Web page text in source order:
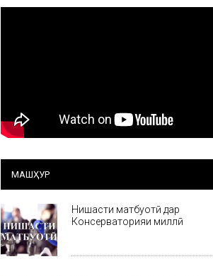
МАШҲУР
Нишасти матбуотӣ дар
Консерваторияи миллӣ